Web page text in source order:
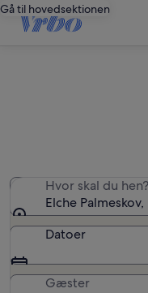
Gå til hovedsektionen
Hvor skal du hen?
Elche
Datoer
Gæster